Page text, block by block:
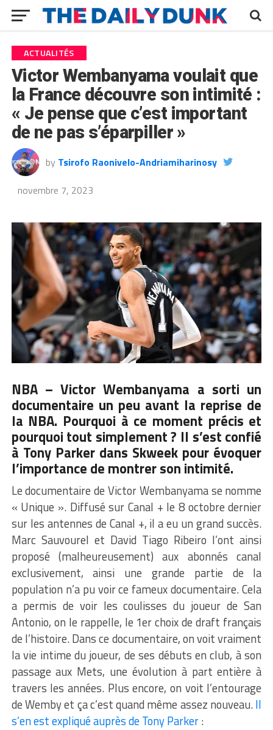
ACTUALITÉS
Victor Wembanyama voulait que
la France découvre son intimité :
« Je pense que c’est important
de ne pas s’éparpiller »
by Tsirofo Raonivelo-Andriamiharinosy
novembre 7, 2023
NBA –Victor Wembanyama a sorti un
documentaire un peu avant la reprise de
la NBA. Pourquoi à ce moment précis et
pourquoi tout simplement ? Il s’est confié
à Tony Parker dans Skweek pour évoquer
l’importance de montrer son intimité.
Le documentaire de Victor Wembanyama se nomme
« Unique ». Diffusé sur Canal + le 8 octobre dernier
sur les antennes de Canal +, il a eu un grand succès.
Marc Sauvourel et David Tiago Ribeiro l’ont ainsi
proposé (malheureusement) aux abonnés canal
exclusivement, ainsi une grande partie de la
population n’a pu voir ce fameux documentaire. Cela
a permis de voir les coulisses du joueur de San
Antonio, on le rappelle, le 1er choix de draft français
de l’histoire. Dans ce documentaire, on voit vraiment
la vie intime du joueur, de ses débuts en club, à son
passage aux Mets, une évolution à part entière à
travers les années. Plus encore, on voit l’entourage
de Wemby et ça c’est quand même assez nouveau.Il
s’en est expliqué auprès de Tony Parker: